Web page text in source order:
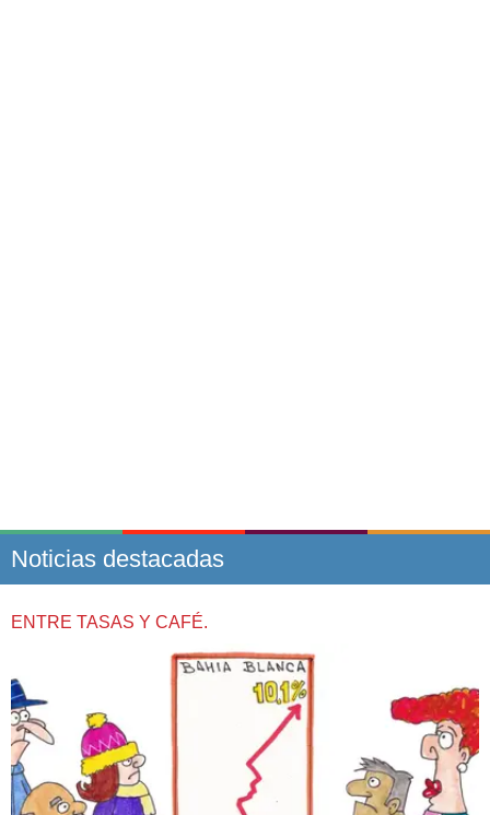
Noticias destacadas
ENTRE TASAS Y CAFÉ.